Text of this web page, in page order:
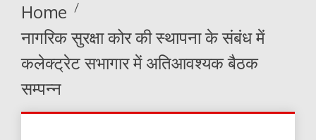
Home
नागरिक सुरक्षा कोर की स्थापना के संबंध में
कलेक्ट्रेट सभागार में अतिआवश्यक बैठक
सम्पन्न